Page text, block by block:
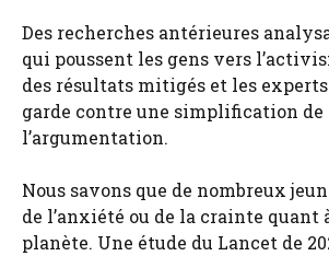
Des recherches antérieures
qui poussent les gens vers
des résultats mitigés et les
garde contre une simplification de
l’argumentation.
Nous savons que de nombreux
de l’anxiété ou de la crainte quant
planète. Une étude du Lancet de